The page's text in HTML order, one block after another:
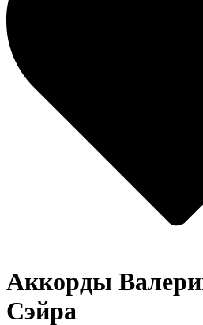
Аккорды
Сэйра